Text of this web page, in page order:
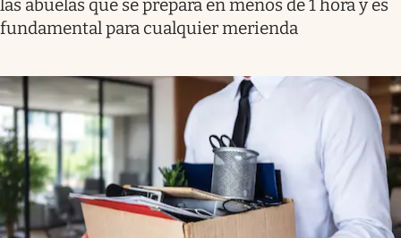
las abuelas que se prepara en menos de 1 hora y es
fundamental para cualquier merienda